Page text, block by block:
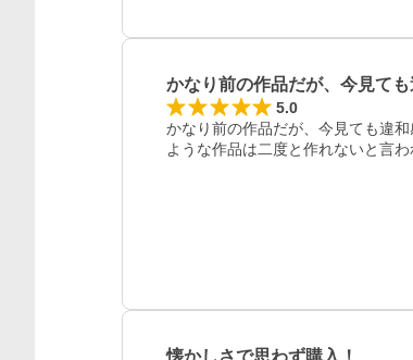
かなり前の作品だが、今見て
5.0
かなり前の作品だが、今見ても違
ような作品は二度と作れないと言
懐かしさで思わず購入！